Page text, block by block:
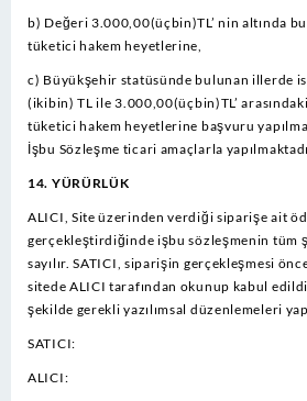
b) Değeri 3.000,00(üçbin)TL’ nin altında
tüketici hakem heyetlerine,
c) Büyükşehir statüsünde bulunan illerde
(ikibin) TL ile 3.000,00(üçbin)TL’
tüketici hakem heyetlerine başvuru
İşbu Sözleşme ticari amaçlarla
14. YÜRÜRLÜK
ALICI, Site üzerinden verdiği siparişe ait
gerçekleştirdiğinde işbu sözleşmenin tüm
sayılır. SATICI, siparişin gerçekleşmesi
sitede ALICI tarafından okunup kabul
şekilde gerekli yazılımsal düzenlemeleri
SATICI:
ALICI: